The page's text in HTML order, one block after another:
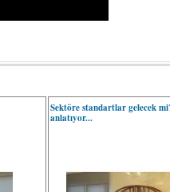
Sektöre standartlar gelecek
anlatıyor...